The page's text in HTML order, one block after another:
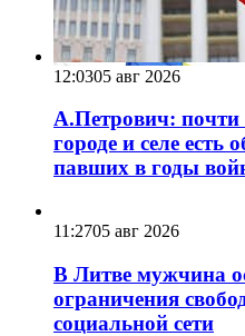
12:0305 авг 2026
А.Петрович:
городе и селе есть
павших в годы
11:2705 авг 2026
В Литве мужчина
ограничения
социальной сети